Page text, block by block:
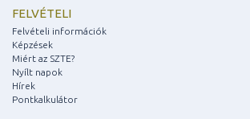
FELVÉTELI
Felvételi információk
Képzések
Miért az SZTE?
Nyílt napok
Hírek
Pontkalkulátor